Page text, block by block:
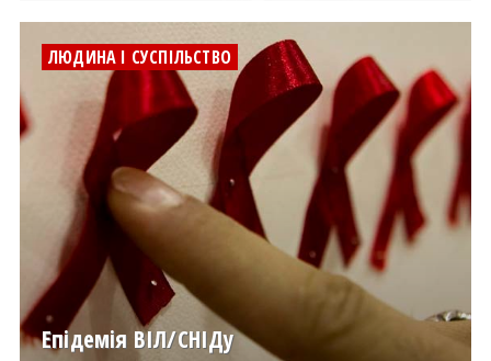
ЛЮДИНА І СУСПІЛЬСТВО
Епідемія ВІЛ/СНІДу